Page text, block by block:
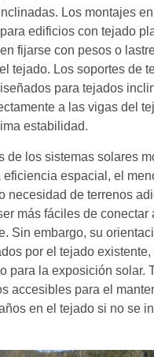
Los montajes
edificios con tejado
fijarse con pesos o
tejado. Los soportes de
para tejados
a las vigas del
estabilidad.
de los sistemas solares
espacial, el
necesidad de terrenos
más fáciles de conectar
Sin embargo, su
por el tejado existente,
para la exposición solar.
accesibles para el
en el tejado si no se